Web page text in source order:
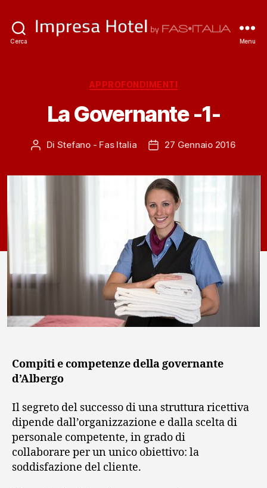
Cerca Menu
Categorie
APPROFONDIMENTI
La Governante -1-
Autore
Di Stefano - Fas Italia
Data27 Gennaio 2016
Compiti e competenze della governante
d’Albergo
Il segreto del successo di una struttura ricettiva
dipende dall’organizzazione e dalla scelta di
personale competente, in grado di
collaborare per un unico obiettivo: la
soddisfazione del cliente.